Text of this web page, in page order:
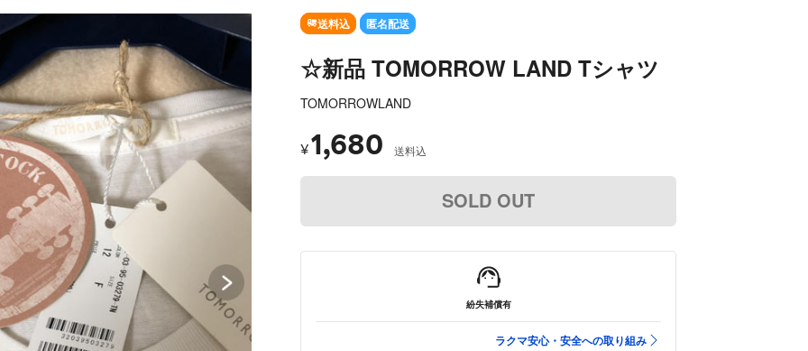
SOLD OUT
送料込 匿名配送
☆新品 TOMORROW LAND Tシャツ
TOMORROWLAND
¥1,680 送料込
SOLD OUT
紛失補償有
ラクマ安心・安全への取り組み